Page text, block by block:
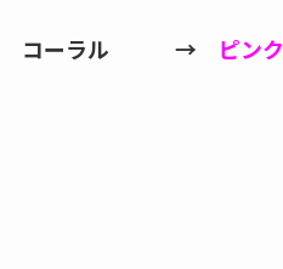
コーラル → ピンク